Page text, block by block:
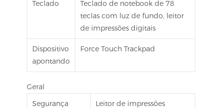
Teclado
Teclado de notebook de 78
teclas com luz de fundo, leitor
de impressões digitais
Dispositivo
apontando
Force Touch Trackpad
Geral
Segurança
Leitor de impressões